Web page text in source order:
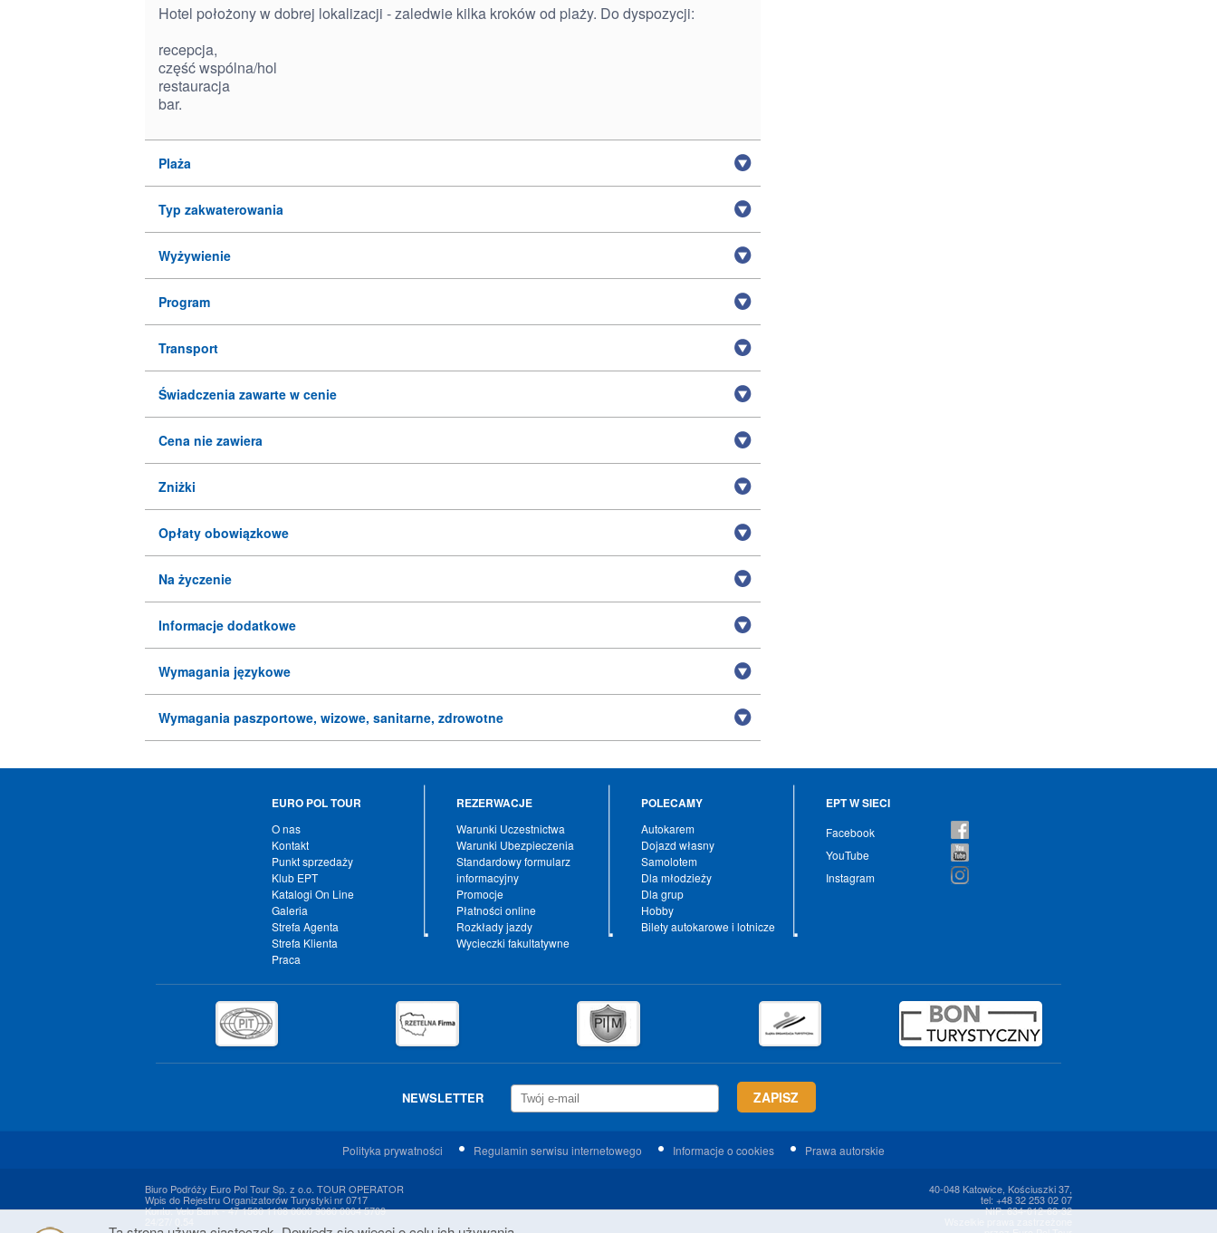
Hotel położony w dobrej lokalizacji - zaledwie kilka kroków od plaży. Do dyspozycji:
recepcja,
część wspólna/hol
restauracja
bar.
Plaża
Typ zakwaterowania
Wyżywienie
Program
Transport
Świadczenia zawarte w cenie
Cena nie zawiera
Zniżki
Opłaty obowiązkowe
Na życzenie
Informacje dodatkowe
Wymagania językowe
Wymagania paszportowe, wizowe, sanitarne, zdrowotne
EURO POL TOUR
O nas
Kontakt
Punkt sprzedaży
Klub EPT
Katalogi On Line
Galeria
Strefa Agenta
Strefa Klienta
Praca
REZERWACJE
Warunki Uczestnictwa
Warunki Ubezpieczenia
Standardowy formularz
informacyjny
Promocje
Płatności online
Rozkłady jazdy
Wycieczki fakultatywne
POLECAMY
Autokarem
Dojazd własny
Samolotem
Dla młodzieży
Dla grup
Hobby
Bilety autokarowe i lotnicze
EPT W SIECI
Facebook
YouTube
Instagram
NEWSLETTER
Polityka prywatności Regulamin serwisu internetowego Informacje o cookies Prawa autorskie
Biuro Podróży Euro Pol Tour Sp. z o.o. TOUR OPERATOR
Wpis do Rejestru Organizatorów Turystyki nr 0717
Konto: Velo Bank - 47 1560 1108 0000 9060 0004 5709
40-048 Katowice, Kościuszki 37,
tel: +48 32 253 02 07
NIP: 634-012-68-32